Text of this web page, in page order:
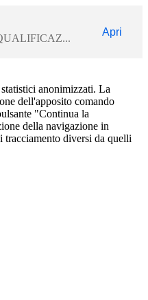
Apri
anonimizzati. La
dell'apposito comando
"Continua la
della navigazione in
tracciamento diversi da quelli